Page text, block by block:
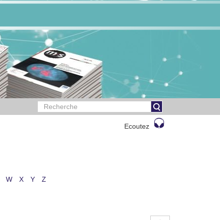
Ecoutez
W X Y Z